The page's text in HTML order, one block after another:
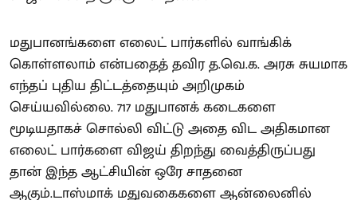
மதுபானங்களை எலைட் பார்களில் வாங்கிக்
கொள்ளலாம் என்பதைத் தவிர த.வெ.க. அரசு சுயமாக
எந்தப் புதிய திட்டத்தையும் அறிமுகம்
செய்யவில்லை. 717 மதுபானக் கடைகளை
மூடியதாகச் சொல்லி விட்டு அதை விட அதிகமான
எலைட் பார்களை விஜய் திறந்து வைத்திருப்பது
தான் இந்த ஆட்சியின் ஒரே சாதனை
ஆகும்.டாஸ்மாக் மதுவகைகளை ஆன்லைனில்